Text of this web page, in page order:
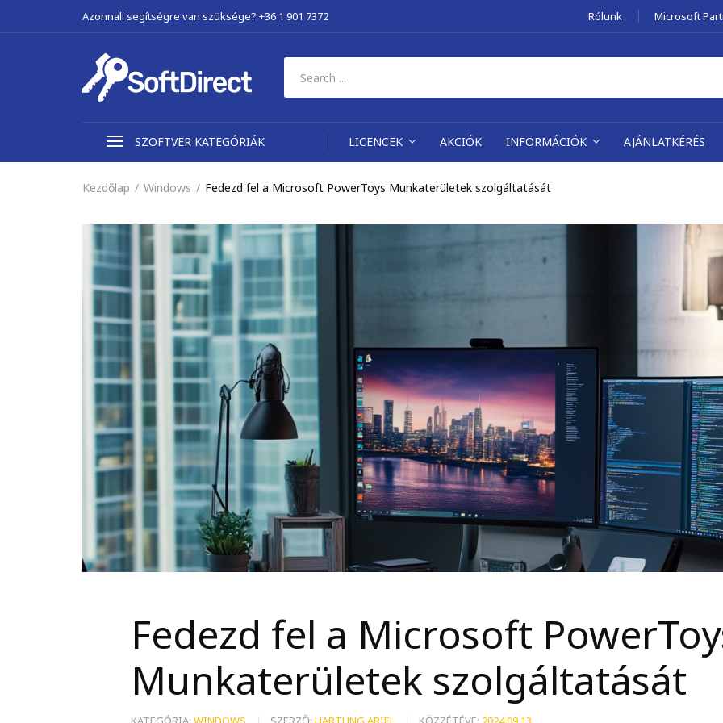
Azonnali segítségre van szüksége? +36 1 901 7372 Rólunk Microsoft
SZOFTVER KATEGÓRIÁK LICENCEK AKCIÓK INFORMÁCIÓK AJÁNLATKÉRÉS
Kezdőlap Windows Fedezd fel a Microsoft PowerToys Munkaterületek szolgáltatását
Fedezd fel a Microsoft
Munkaterületek szolgáltatását